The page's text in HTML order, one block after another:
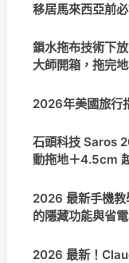
移居馬來西亞前
鎖水拖布技術下
大師開箱，拖完
2026年美國旅行
石頭科技 Saros
動拖地＋4.5cm
2026 最新手機
的隱藏功能與省
2026 最新！